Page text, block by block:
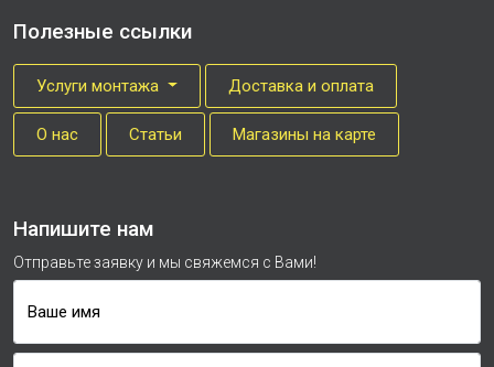
Полезные ссылки
Услуги монтажа Доставка и оплата
О нас Cтатьи Магазины на карте
Напишите нам
Отправьте заявку и мы свяжемся с Вами!
Ваше имя